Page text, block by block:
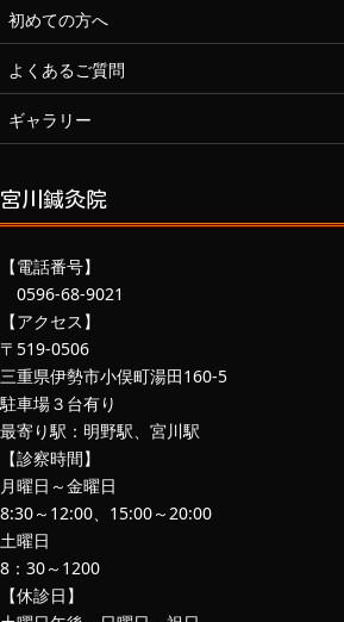
初めての方へ
よくあるご質問
ギャラリー
宮川鍼灸院
【電話番号】
0596-68-9021
【アクセス】
〒519-0506
三重県伊勢市小俣町湯田160-5
駐車場３台有り
最寄り駅：明野駅、宮川駅
【診察時間】
月曜日～金曜日
8:30～12:00、15:00～20:00
土曜日
8：30～1200
【休診日】